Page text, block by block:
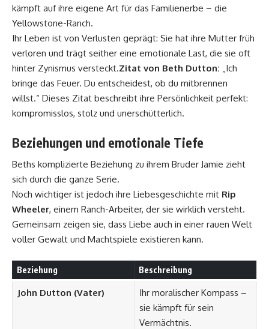
kämpft auf ihre eigene Art für das Familienerbe – die
Yellowstone-Ranch.
Ihr Leben ist von Verlusten geprägt: Sie hat ihre Mutter früh
verloren und trägt seither eine emotionale Last, die sie oft
hinter Zynismus versteckt.Zitat von Beth Dutton: „Ich
bringe das Feuer. Du entscheidest, ob du mitbrennen
willst.“ Dieses Zitat beschreibt ihre Persönlichkeit perfekt:
kompromisslos, stolz und unerschütterlich.
Beziehungen und emotionale Tiefe
Beths komplizierte Beziehung zu ihrem Bruder Jamie zieht
sich durch die ganze Serie.
Noch wichtiger ist jedoch ihre Liebesgeschichte mit Rip
Wheeler, einem Ranch-Arbeiter, der sie wirklich versteht.
Gemeinsam zeigen sie, dass Liebe auch in einer rauen Welt
voller Gewalt und Machtspiele existieren kann.
Beziehung Beschreibung
John Dutton (Vater)
Ihr moralischer Kompass –
sie kämpft für sein
Vermächtnis.